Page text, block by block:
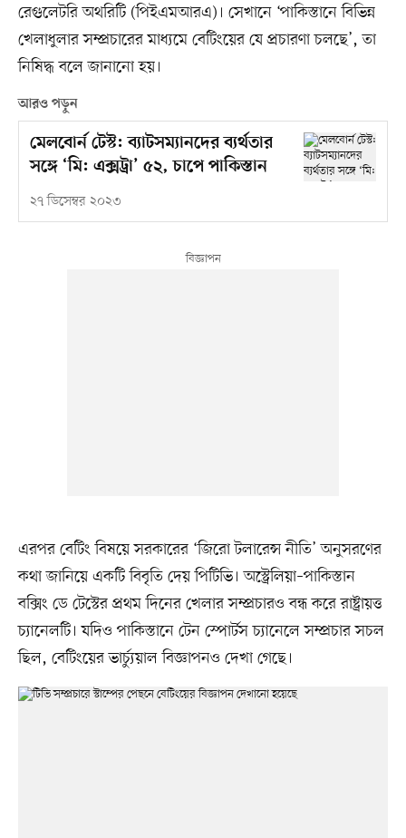
রেগুলেটরি অথরিটি (পিইএমআরএ)। সেখানে ‘পাকিস্তানে বিভিন্ন
খেলাধুলার সম্প্রচারের মাধ্যমে বেটিংয়ের যে প্রচারণা চলছে’, তা
নিষিদ্ধ বলে জানানো হয়।
আরও পড়ুন
মেলবোর্ন টেস্ট: ব্যাটসম্যানদের ব্যর্থতার
সঙ্গে ‘মি: এক্সট্রা’ ৫২, চাপে পাকিস্তান
২৭ ডিসেম্বর ২০২৩
এরপর বেটিং বিষয়ে সরকারের ‘জিরো টলারেন্স নীতি’ অনুসরণের
কথা জানিয়ে একটি বিবৃতি দেয় পিটিভি। অস্ট্রেলিয়া–পাকিস্তান
বক্সিং ডে টেস্টের প্রথম দিনের খেলার সম্প্রচারও বন্ধ করে রাষ্ট্রায়ত্ত
চ্যানেলটি। যদিও পাকিস্তানে টেন স্পোর্টস চ্যানেলে সম্প্রচার সচল
ছিল, বেটিংয়ের ভার্চ্যুয়াল বিজ্ঞাপনও দেখা গেছে।